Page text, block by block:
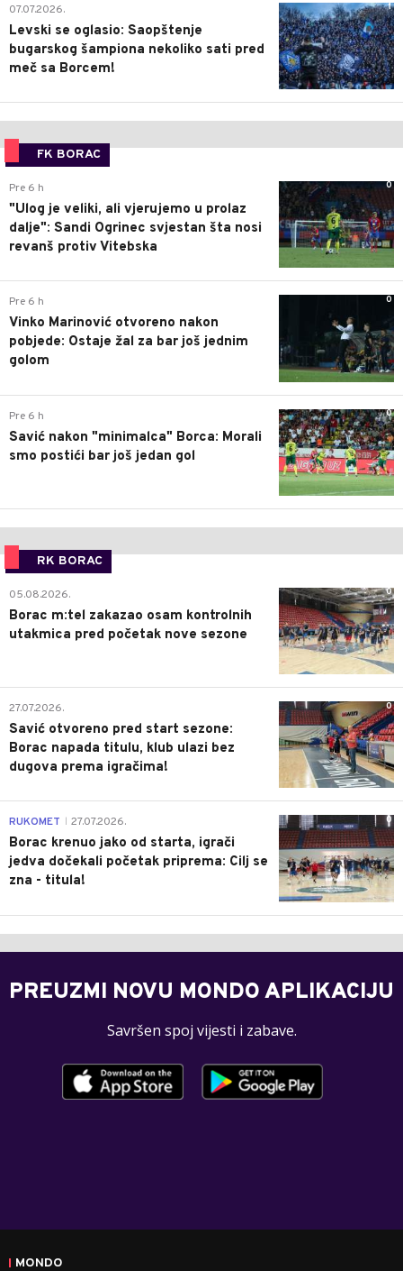
1
07.07.2026.
Levski se oglasio: Saopštenje
bugarskog šampiona nekoliko sati pred
meč sa Borcem!
FK BORAC
0
Pre 6 h
"Ulog je veliki, ali vjerujemo u prolaz
dalje": Sandi Ogrinec svjestan šta nosi
revanš protiv Vitebska
0
Pre 6 h
Vinko Marinović otvoreno nakon
pobjede: Ostaje žal za bar još jednim
golom
0
Pre 6 h
Savić nakon "minimalca" Borca: Morali
smo postići bar još jedan gol
RK BORAC
0
05.08.2026.
Borac m:tel zakazao osam kontrolnih
utakmica pred početak nove sezone
0
27.07.2026.
Savić otvoreno pred start sezone:
Borac napada titulu, klub ulazi bez
dugova prema igračima!
0
RUKOMET 27.07.2026.
Borac krenuo jako od starta, igrači
jedva dočekali početak priprema: Cilj se
zna - titula!
PREUZMI NOVU MONDO APLIKACIJU
Savršen spoj vijesti i zabave.
MONDO